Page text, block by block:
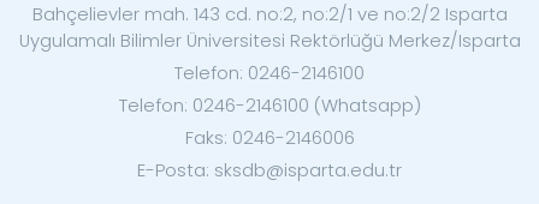
Bahçelievler mah. 143 cd. no:2, no:2/1 ve no:2/2 Isparta
Uygulamalı Bilimler Üniversitesi Rektörlüğü Merkez/Isparta
Telefon: 0246-2146100
Telefon: 0246-2146100 (Whatsapp)
Faks: 0246-2146006
E-Posta: sksdb@isparta.edu.tr